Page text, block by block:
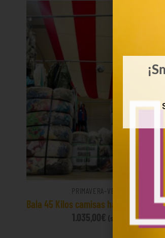
PRIMAVERA-VERANO
Bala 45 Kilos camisas hawaianas
1.035,00€ (sin IVA)